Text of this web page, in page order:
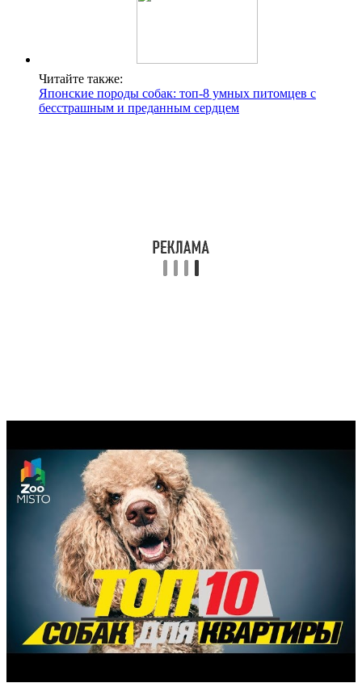
Читайте также:
Японские породы собак: топ-8 умных питомцев с
бесстрашным и преданным сердцем